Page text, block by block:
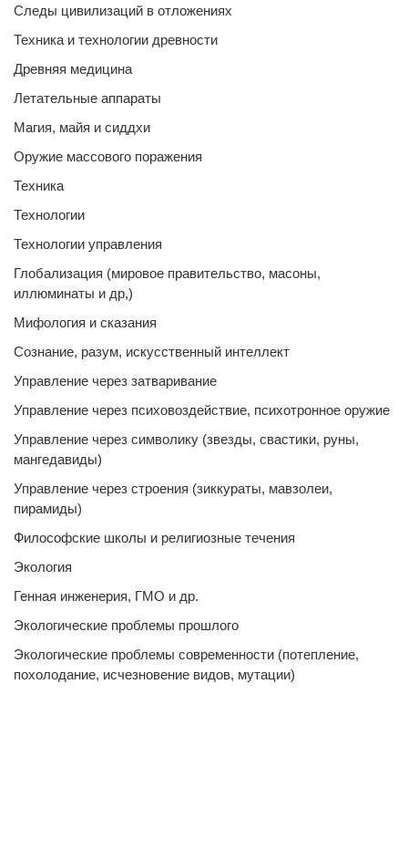
Следы цивилизаций в отложениях
Техника и технологии древности
Древняя медицина
Летательные аппараты
Магия, майя и сиддхи
Оружие массового поражения
Техника
Технологии
Технологии управления
Глобализация (мировое правительство, масоны,
иллюминаты и др,)
Мифология и сказания
Сознание, разум, искусственный интеллект
Управление через затваривание
Управление через психовоздействие, психотронное оружие
Управление через символику (звезды, свастики, руны,
мангедавиды)
Управление через строения (зиккураты, мавзолеи,
пирамиды)
Философские школы и религиозные течения
Экология
Генная инженерия, ГМО и др.
Экологические проблемы прошлого
Экологические проблемы современности (потепление,
похолодание, исчезновение видов, мутации)